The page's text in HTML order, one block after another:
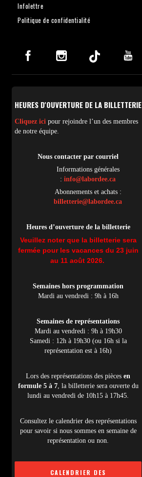
Infolettre
Politique de confidentialité
HEURES D'OUVERTURE DE LA BILLETTERIE
Cliquez ici pour rejoindre l’un des membres
de notre équipe.
Nous contacter par courriel
Informations générales
: info@labordee.ca
Abonnements et achats :
billetterie@labordee.ca
Heures d’ouverture de la billetterie
Veuillez noter que la billetterie sera
fermée pour les vacances du 23 juin
au 11 août 2026.
Semaines hors programmation
Mardi au vendredi : 9h à 16h
Semaines de représentations
Mardi au vendredi : 9h à 19h30
Samedi : 12h à 19h30 (ou 16h si la
représentation est à 16h)
Lors des représentations des pièces en
formule 5 à 7, la billetterie sera ouverte du
lundi au vendredi de 10h15 à 17h45.
Consultez le calendrier des représentations
pour savoir si nous sommes en semaine de
représentation ou non.
CALENDRIER DES